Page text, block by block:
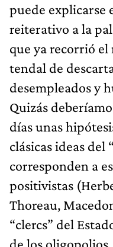
puede explicarse
reiterativo a la
que ya recorrió
tendal de
desempleados y
Quizás
días unas
clásicas ideas del
corresponden a
positivistas
Thoreau,
“clercs” del
de los